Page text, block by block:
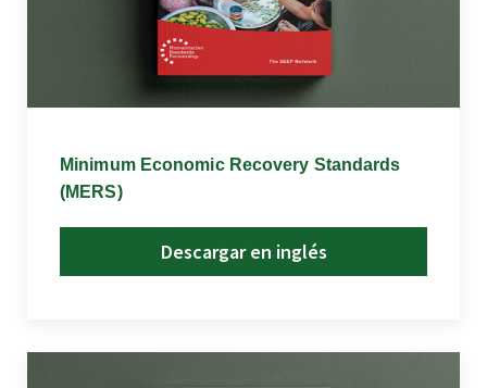
Minimum Economic Recovery Standards
(MERS)
Descargar en inglés